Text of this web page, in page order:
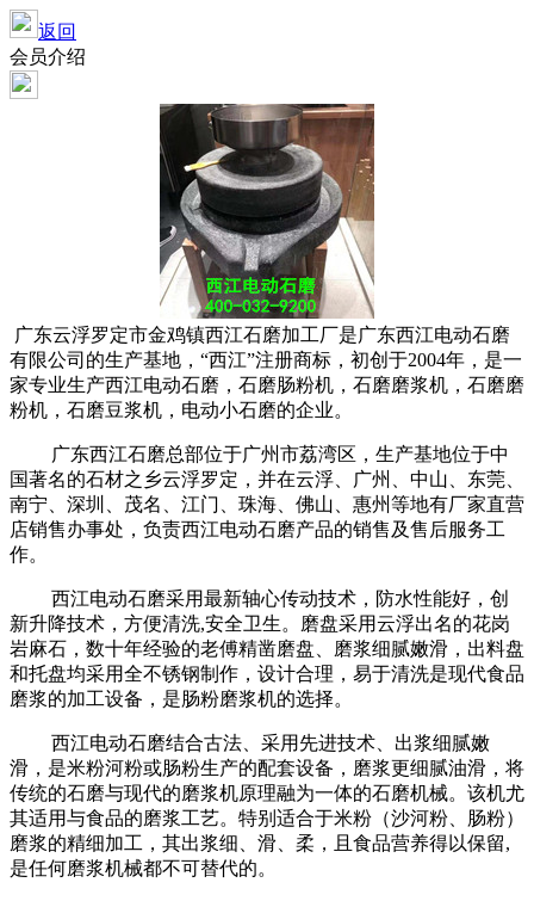
返回
会员介绍
广东云浮罗定市金鸡镇西江石磨加工厂是广东西江电动石磨
有限公司的生产基地，“西江”注册商标，初创于2004年，是一
家专业生产西江电动石磨，石磨肠粉机，石磨磨浆机，石磨磨
粉机，石磨豆浆机，电动小石磨的企业。
广东西江石磨总部位于广州市荔湾区，生产基地位于中
国著名的石材之乡云浮罗定，并在云浮、广州、中山、东莞、
南宁、深圳、茂名、江门、珠海、佛山、惠州等地有厂家直营
店销售办事处，负责西江电动石磨产品的销售及售后服务工
作。
西江电动石磨采用最新轴心传动技术，防水性能好，创
新升降技术，方便清洗,安全卫生。磨盘采用云浮出名的花岗
岩麻石，数十年经验的老傅精凿磨盘、磨浆细腻嫩滑，出料盘
和托盘均采用全不锈钢制作，设计合理，易于清洗是现代食品
磨浆的加工设备，是肠粉磨浆机的选择。
西江电动石磨结合古法、采用先进技术、出浆细腻嫩
滑，是米粉河粉或肠粉生产的配套设备，磨浆更细腻油滑，将
传统的石磨与现代的磨浆机原理融为一体的石磨机械。该机尤
其适用与食品的磨浆工艺。特别适合于米粉（沙河粉、肠粉）
磨浆的精细加工，其出浆细、滑、柔，且食品营养得以保留,
是任何磨浆机械都不可替代的。